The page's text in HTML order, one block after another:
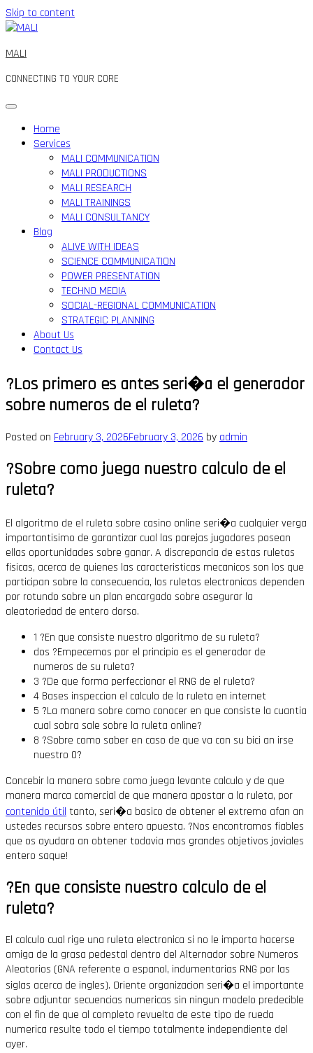
Skip to content
MALI
CONNECTING TO YOUR CORE
Home
Services
MALI COMMUNICATION
MALI PRODUCTIONS
MALI RESEARCH
MALI TRAININGS
MALI CONSULTANCY
Blog
ALIVE WITH IDEAS
SCIENCE COMMUNICATION
POWER PRESENTATION
TECHNO MEDIA
SOCIAL-REGIONAL COMMUNICATION
STRATEGIC PLANNING
About Us
Contact Us
?Los primero es antes seri�a el generador
sobre numeros de el ruleta?
Posted on February 3, 2026February 3, 2026 by admin
?Sobre como juega nuestro calculo de el
ruleta?
El algoritmo de el ruleta sobre casino online seri�a cualquier verga
importantisimo de garantizar cual las parejas jugadores posean
ellas oportunidades sobre ganar. A discrepancia de estas ruletas
fisicas, acerca de quienes las caracteristicas mecanicos son los que
participan sobre la consecuencia, los ruletas electronicas dependen
por rotundo sobre un plan encargado sobre asegurar la
aleatoriedad de entero dorso.
1 ?En que consiste nuestro algoritmo de su ruleta?
dos ?Empecemos por el principio es el generador de
numeros de su ruleta?
3 ?De que forma perfeccionar el RNG de el ruleta?
4 Bases inspeccion el calculo de la ruleta en internet
5 ?La manera sobre como conocer en que consiste la cuantia
cual sobra sale sobre la ruleta online?
8 ?Sobre como saber en caso de que va con su bici an irse
nuestro 0?
Concebir la manera sobre como juega levante calculo y de que
manera marca comercial de que manera apostar a la ruleta, por
contenido útil tanto, seri�a basico de obtener el extremo afan an
ustedes recursos sobre entero apuesta. ?Nos encontramos fiables
que os ayudara an obtener todavia mas grandes objetivos joviales
entero saque!
?En que consiste nuestro calculo de el
ruleta?
El calculo cual rige una ruleta electronica si no le importa hacerse
amiga de la grasa pedestal dentro del Alternador sobre Numeros
Aleatorios (GNA referente a espanol, indumentarias RNG por las
siglas acerca de ingles). Oriente organizacion seri�a el importante
sobre adjuntar secuencias numericas sin ningun modelo predecible
con el fin de que al completo revuelta de este tipo de rueda
numerica resulte todo el tiempo totalmente independiente del
ayer.